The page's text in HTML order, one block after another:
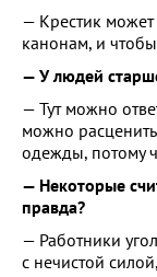
— Крестик
канонам, и
— У людей
— Тут можно
можно
одежды, потому
— Некоторые
правда?
— Работники
с нечистой